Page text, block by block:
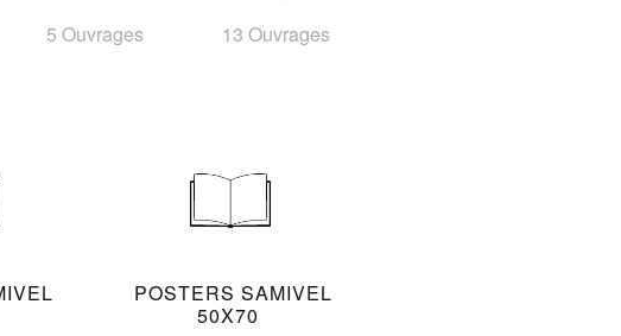
5 Ouvrages
13 Ouvrages
POSTERS SAMIVEL
50X70